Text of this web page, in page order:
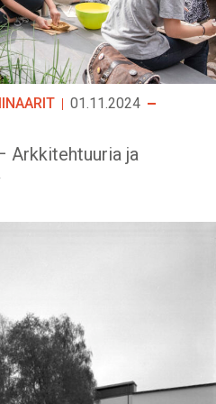
01.11.2024
Arkkitehtuuria ja